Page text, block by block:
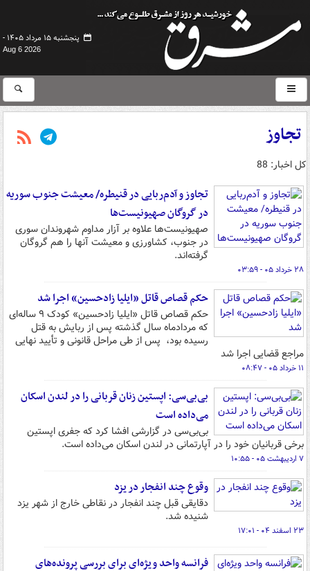
پنجشنبه ۱۵ مرداد ۱۴۰۵ -
Aug 6 2026
تجاوز
کل اخبار: 88
تجاوز و آدم‌ربایی در قنیطره/ معیشت جنوب سوریه
در گروگان صهیونیست‌ها
صهیونیست‌ها علاوه بر آزار مداوم شهروندان سوری
در جنوب، کشاورزی و معیشت آنها را هم گروگان
گرفته‌اند.
۲۸ خرداد ۰۵ - ۰۳:۵۹
حکم قصاص قاتل «ایلیا زادحسین» اجرا شد
حکم قصاص قاتل «ایلیا زادحسین» کودک ۹ ساله‌ای
که مردادماه سال گذشته پس از ربایش به قتل
رسیده بود، پس از طی مراحل قانونی و تأیید نهایی
مراجع قضایی اجرا شد
۱۱ خرداد ۰۵ - ۰۸:۴۷
بی‌بی‌سی: اپستین زنان قربانی را در لندن اسکان
می‌داده است
بی‌بی‌سی در گزارشی افشا کرد که جفری اپستین
برخی قربانیان خود را در آپارتمانی در لندن اسکان می‌داده است.
۷ اردیبهشت ۰۵ - ۱۰:۵۵
وقوع چند انفجار در یزد
دقایقی قبل چند انفجار در نقاطی خارج از شهر یزد
شنیده شد.
۲۳ اسفند ۰۴ - ۱۷:۰۱
فرانسه واحد ویژه‌ای برای بررسی پرونده‌های